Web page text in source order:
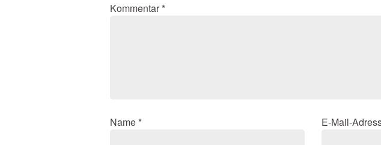
Kommentar *
Name * E-Mail-